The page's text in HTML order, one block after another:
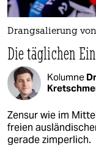
Drangsalierung
Die täglichen
Kolumne
Zensur wie im
freien
gerade zimperlich.